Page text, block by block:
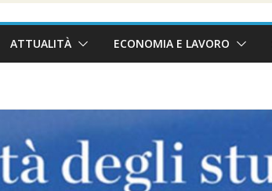
ATTUALITÀ ECONOMIA E LAVORO